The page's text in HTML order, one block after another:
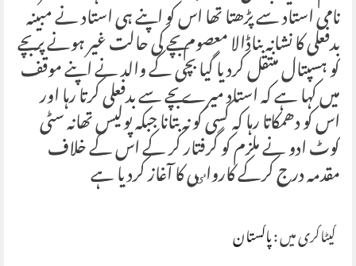
نامی استاد سے پڑھتا تھا اس کو اپنے ہی استاد نے مبینہ
بدفعلی کا نشانہ بناڈالا معصوم بچے کی حالت غیر ہونے پر بچے
کو ہسپتال منتقل کردیا گیا بچی کے والد نے اپنے موقف
میں کہا ہے کہ استاد میرے بچے سے بدفعلی کرتا رہا اور
اس کو دھمکاتا رہا کہ کسی کو نہ بتانا جبکہ پولیس تھانہ سٹی
کوٹ ادو نے ملزم کو گرفتار کر کے اس کے خلاف
مقدمہ درج کرکے کارواٸی کا آغاز کردیا ہے
کیٹاگری میں :پاکستان